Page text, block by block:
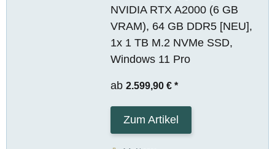
NVIDIA RTX A2000 (6 GB
VRAM), 64 GB DDR5 [NEU],
1x 1 TB M.2 NVMe SSD,
Windows 11 Pro
ab 2.599,90 € *
Zum Artikel